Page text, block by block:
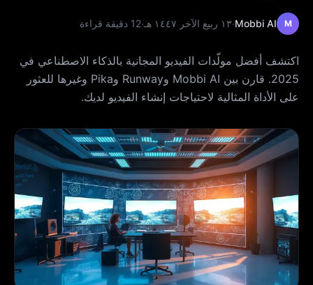
M
Mobbi AI
·١٣ ربيع الآخر ١٤٤٧ هـ ·12 دقيقة قراءة
اكتشف أفضل مولّدات الفيديو المجانية بالذكاء الاصطناعي في
2025. قارن بين Mobbi AI وRunway وPika وغيرها للعثور
على الأداة المثالية لاحتياجات إنشاء الفيديو لديك.